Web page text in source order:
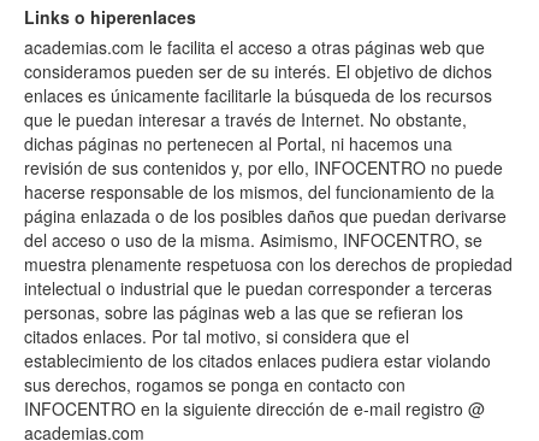
Links o hiperenlaces
academias.com le facilita el acceso a otras páginas web que
consideramos pueden ser de su interés. El objetivo de dichos
enlaces es únicamente facilitarle la búsqueda de los recursos
que le puedan interesar a través de Internet. No obstante,
dichas páginas no pertenecen al Portal, ni hacemos una
revisión de sus contenidos y, por ello, INFOCENTRO no puede
hacerse responsable de los mismos, del funcionamiento de la
página enlazada o de los posibles daños que puedan derivarse
del acceso o uso de la misma. Asimismo, INFOCENTRO, se
muestra plenamente respetuosa con los derechos de propiedad
intelectual o industrial que le puedan corresponder a terceras
personas, sobre las páginas web a las que se refieran los
citados enlaces. Por tal motivo, si considera que el
establecimiento de los citados enlaces pudiera estar violando
sus derechos, rogamos se ponga en contacto con
INFOCENTRO en la siguiente dirección de e-mail registro @
academias.com